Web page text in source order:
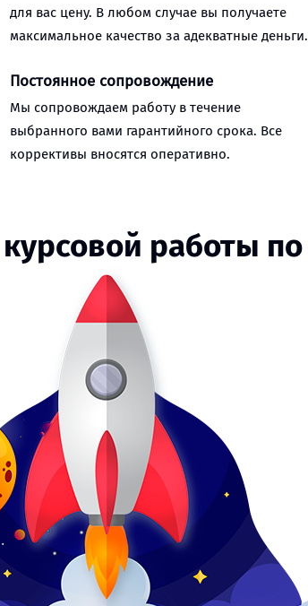
для вас цену. В любом случае вы получаете
максимальное качество за адекватные деньги.
Постоянное сопровождение
Мы сопровождаем работу в течение
выбранного вами гарантийного срока. Все
коррективы вносятся оперативно.
работы